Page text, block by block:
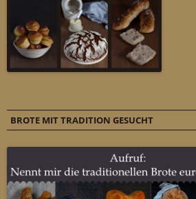
BROTE MIT TRADITION GESUCHT